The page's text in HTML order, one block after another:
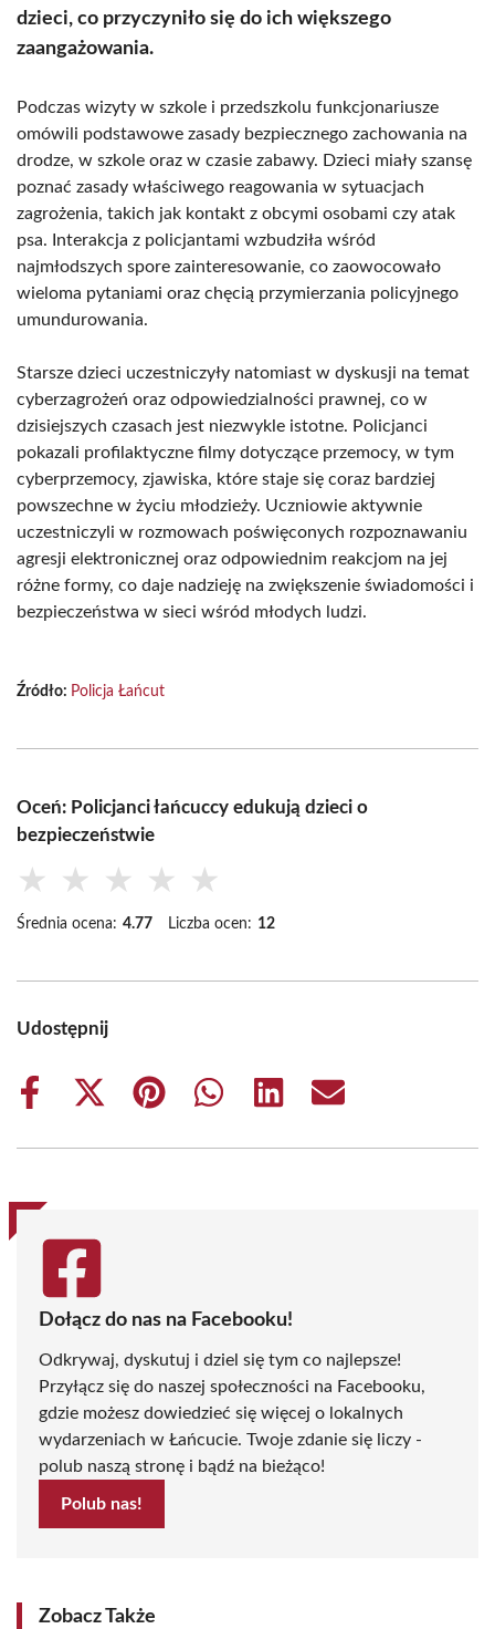
dzieci, co przyczyniło się do ich większego
zaangażowania.
Podczas wizyty w szkole i przedszkolu funkcjonariusze
omówili podstawowe zasady bezpiecznego zachowania na
drodze, w szkole oraz w czasie zabawy. Dzieci miały szansę
poznać zasady właściwego reagowania w sytuacjach
zagrożenia, takich jak kontakt z obcymi osobami czy atak
psa. Interakcja z policjantami wzbudziła wśród
najmłodszych spore zainteresowanie, co zaowocowało
wieloma pytaniami oraz chęcią przymierzania policyjnego
umundurowania.
Starsze dzieci uczestniczyły natomiast w dyskusji na temat
cyberzagrożeń oraz odpowiedzialności prawnej, co w
dzisiejszych czasach jest niezwykle istotne. Policjanci
pokazali profilaktyczne filmy dotyczące przemocy, w tym
cyberprzemocy, zjawiska, które staje się coraz bardziej
powszechne w życiu młodzieży. Uczniowie aktywnie
uczestniczyli w rozmowach poświęconych rozpoznawaniu
agresji elektronicznej oraz odpowiednim reakcjom na jej
różne formy, co daje nadzieję na zwiększenie świadomości i
bezpieczeństwa w sieci wśród młodych ludzi.
Źródło: Policja Łańcut
Oceń: Policjanci łańcuccy edukują dzieci o
bezpieczeństwie
★ ★ ★ ★ ★
Średnia ocena: 4.77 Liczba ocen: 12
Udostępnij
Share
Share
(Twitter)
Share
Share
Share
Share
Dołącz do nas na Facebooku!
Odkrywaj, dyskutuj i dziel się tym co najlepsze!
Przyłącz się do naszej społeczności na Facebooku,
gdzie możesz dowiedzieć się więcej o lokalnych
wydarzeniach w Łańcucie. Twoje zdanie się liczy -
polub naszą stronę i bądź na bieżąco!
Polub nas!
Zobacz Także